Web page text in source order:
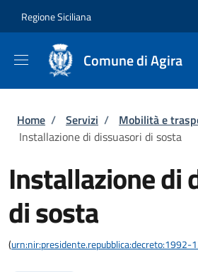
Regione Siciliana
Comune di Agira
Briciole di pane
Home / Servizi / Mobilità e
Installazione di dissuasori di sosta
Installazione di
di sosta
(